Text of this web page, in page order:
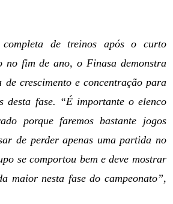
completa de treinos após o curto
no fim de ano, o Finasa demonstra
de crescimento e concentração para
desta fase. “É importante o elenco
porque faremos bastante jogos
de perder apenas uma partida no
se comportou bem e deve mostrar
maior nesta fase do campeonato”,